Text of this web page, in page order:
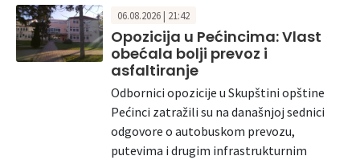
06.08.2026 | 21:42
Opozicija u Pećincima: Vlast
obećala bolji prevoz i
asfaltiranje
Odbornici opozicije u Skupštini opštine
Pećinci zatražili su na današnjoj sednici
odgovore o autobuskom prevozu,
putevima i drugim infrastrukturnim